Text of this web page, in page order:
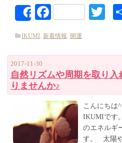
ShareFacebook
IKUMI, 新着情報 開運
2017-11-30
自然リズムや周期を取り
りませんか♪
こんにちは
IKUMIです
のエネルギ
す。 太陽